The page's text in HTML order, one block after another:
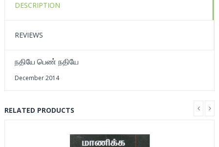
DESCRIPTION
REVIEWS
நதியே பெண் நதியே
December 2014
RELATED PRODUCTS